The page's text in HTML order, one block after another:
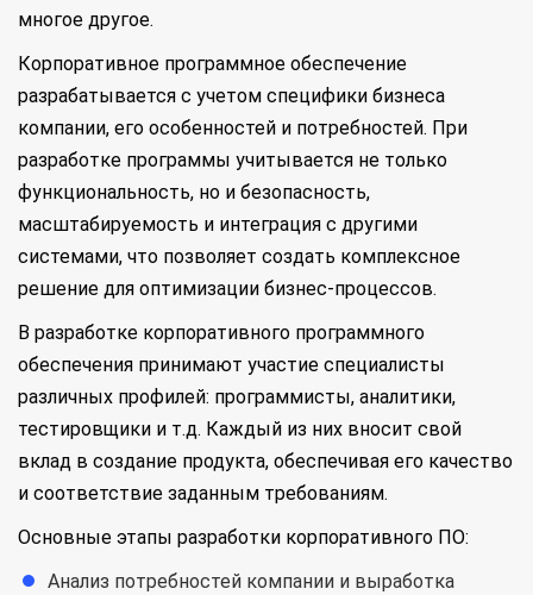
многое другое.
Корпоративное программное обеспечение
разрабатывается с учетом специфики бизнеса
компании, его особенностей и потребностей. При
разработке программы учитывается не только
функциональность, но и безопасность,
масштабируемость и интеграция с другими
системами, что позволяет создать комплексное
решение для оптимизации бизнес-процессов.
В разработке корпоративного программного
обеспечения принимают участие специалисты
различных профилей: программисты, аналитики,
тестировщики и т.д. Каждый из них вносит свой
вклад в создание продукта, обеспечивая его качество
и соответствие заданным требованиям.
Основные этапы разработки корпоративного ПО:
Анализ потребностей компании и выработка